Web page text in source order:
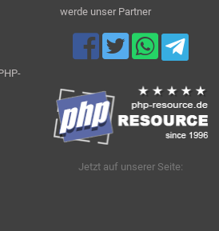
werde unser Partner
Jetzt auf unserer Seite: